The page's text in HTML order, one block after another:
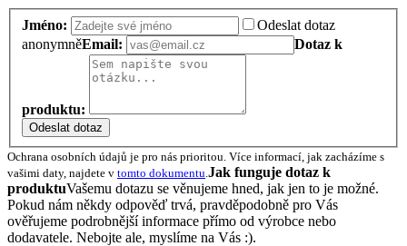
Jméno:
Odeslat dotaz
anonymněEmail: Dotaz k
produktu:
Odeslat dotaz
Ochrana osobních údajů je pro nás prioritou. Více informací, jak zacházíme s
vašimi daty, najdete v tomto dokumentu Jak funguje dotaz k
produktuVašemu dotazu se věnujeme hned, jak jen to je možné.
Pokud nám někdy odpověď trvá, pravděpodobně pro Vás
ověřujeme podrobnější informace přímo od výrobce nebo
dodavatele. Nebojte ale, myslíme na Vás :).